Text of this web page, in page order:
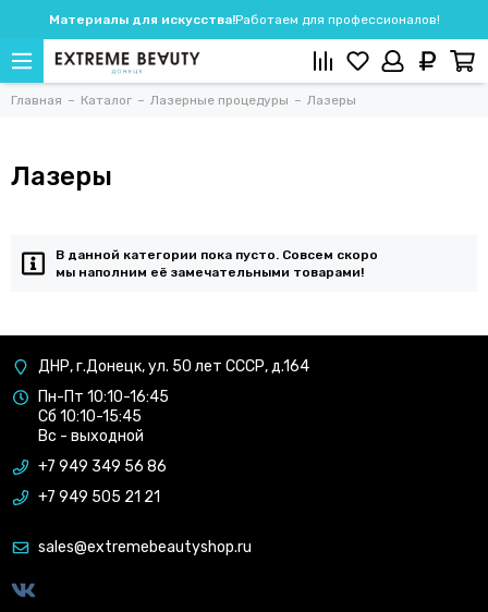
Материалы для искусства!Работаем для профессионалов!
Главная Каталог Лазерные процедуры Лазеры
Лазеры
В данной категории пока пусто. Совсем скоро
мы наполним её замечательными товарами!
ДНР, г.Донецк, ул. 50 лет СССР, д.164
Пн-Пт 10:10-16:45
Сб 10:10-15:45
Вс - выходной
+7 949 349 56 86
+7 949 505 21 21
sales@extremebeautyshop.ru